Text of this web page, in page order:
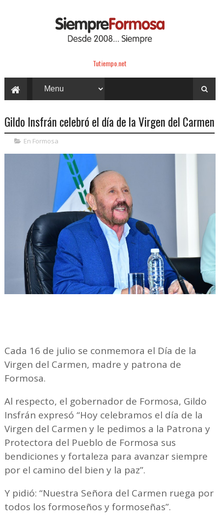
Tutiempo.net
Gildo Insfrán celebró el día de la Virgen del Carmen
En Formosa
Cada 16 de julio se conmemora el Día de la
Virgen del Carmen, madre y patrona de
Formosa.
Al respecto, el gobernador de Formosa, Gildo
Insfrán expresó “Hoy celebramos el día de la
Virgen del Carmen y le pedimos a la Patrona y
Protectora del Pueblo de Formosa sus
bendiciones y fortaleza para avanzar siempre
por el camino del bien y la paz”.
Y pidió: “Nuestra Señora del Carmen ruega por
todos los formoseños y formoseñas”.